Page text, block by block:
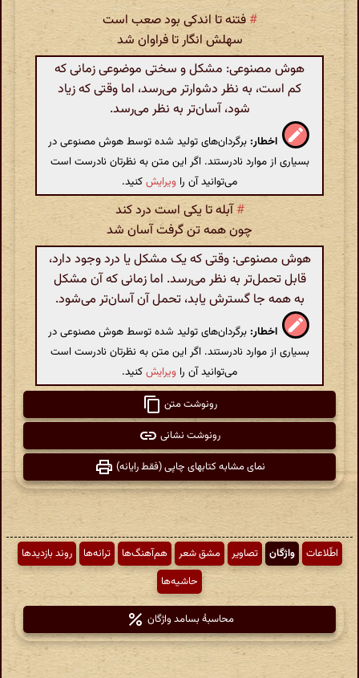
# فتنه تا اندکی بود صعب است
سهلش انگار تا فراوان شد
هوش مصنوعی: مشکل و سختی موضوعی زمانی که
کم است، به نظر دشوارتر می‌رسد، اما وقتی که زیاد
شود، آسان‌تر به نظر می‌رسد.
اخطار: برگردان‌های تولید شده توسط هوش مصنوعی در
بسیاری از موارد نادرستند. اگر این متن به نظرتان نادرست است
می‌توانید آن را ویرایشکنید.
#آبله تا یکی است درد کند
چون همه تن گرفت آسان شد
هوش مصنوعی: وقتی که یک مشکل یا درد وجود دارد،
قابل تحمل‌تر به نظر می‌رسد. اما زمانی که آن مشکل
به همه جا گسترش یابد، تحمل آن آسان‌تر می‌شود.
اخطار: برگردان‌های تولید شده توسط هوش مصنوعی در
بسیاری از موارد نادرستند. اگر این متن به نظرتان نادرست است
می‌توانید آن را ویرایشکنید.
رونوشت متن
رونوشت نشانی
نمای مشابه کتابهای چاپی (فقط رایانه)
اطّلاعات واژگان تصاویر مشق شعر هم‌آهنگ‌ها ترانه‌ها
روند بازدیدها
حاشیه‌ها
محاسبهٔ بسامد واژگان